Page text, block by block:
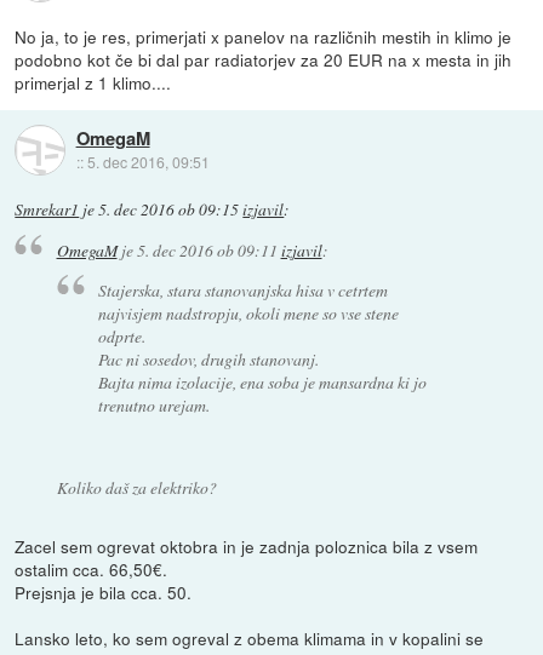
No ja, to je res, primerjati x panelov na različnih mestih in klimo je
podobno kot če bi dal par radiatorjev za 20 EUR na x mesta in jih
primerjal z 1 klimo....
OmegaM
:: 5. dec 2016, 09:51
Smrekar1 je5. dec 2016 ob 09:15izjavil:
OmegaMje5. dec 2016 ob 09:11 izjavil:
Stajerska, stara stanovanjska hisa v cetrtem
najvisjem nadstropju, okoli mene so vse stene
odprte.
Pac ni sosedov, drugih stanovanj.
Bajta nima izolacije, ena soba je mansardna ki jo
trenutno urejam.
Koliko daš za elektriko?
Zacel sem ogrevat oktobra in je zadnja poloznica bila z vsem
ostalim cca. 66,50€.
Prejsnja je bila cca. 50.
Lansko leto, ko sem ogreval z obema klimama in v kopalini se